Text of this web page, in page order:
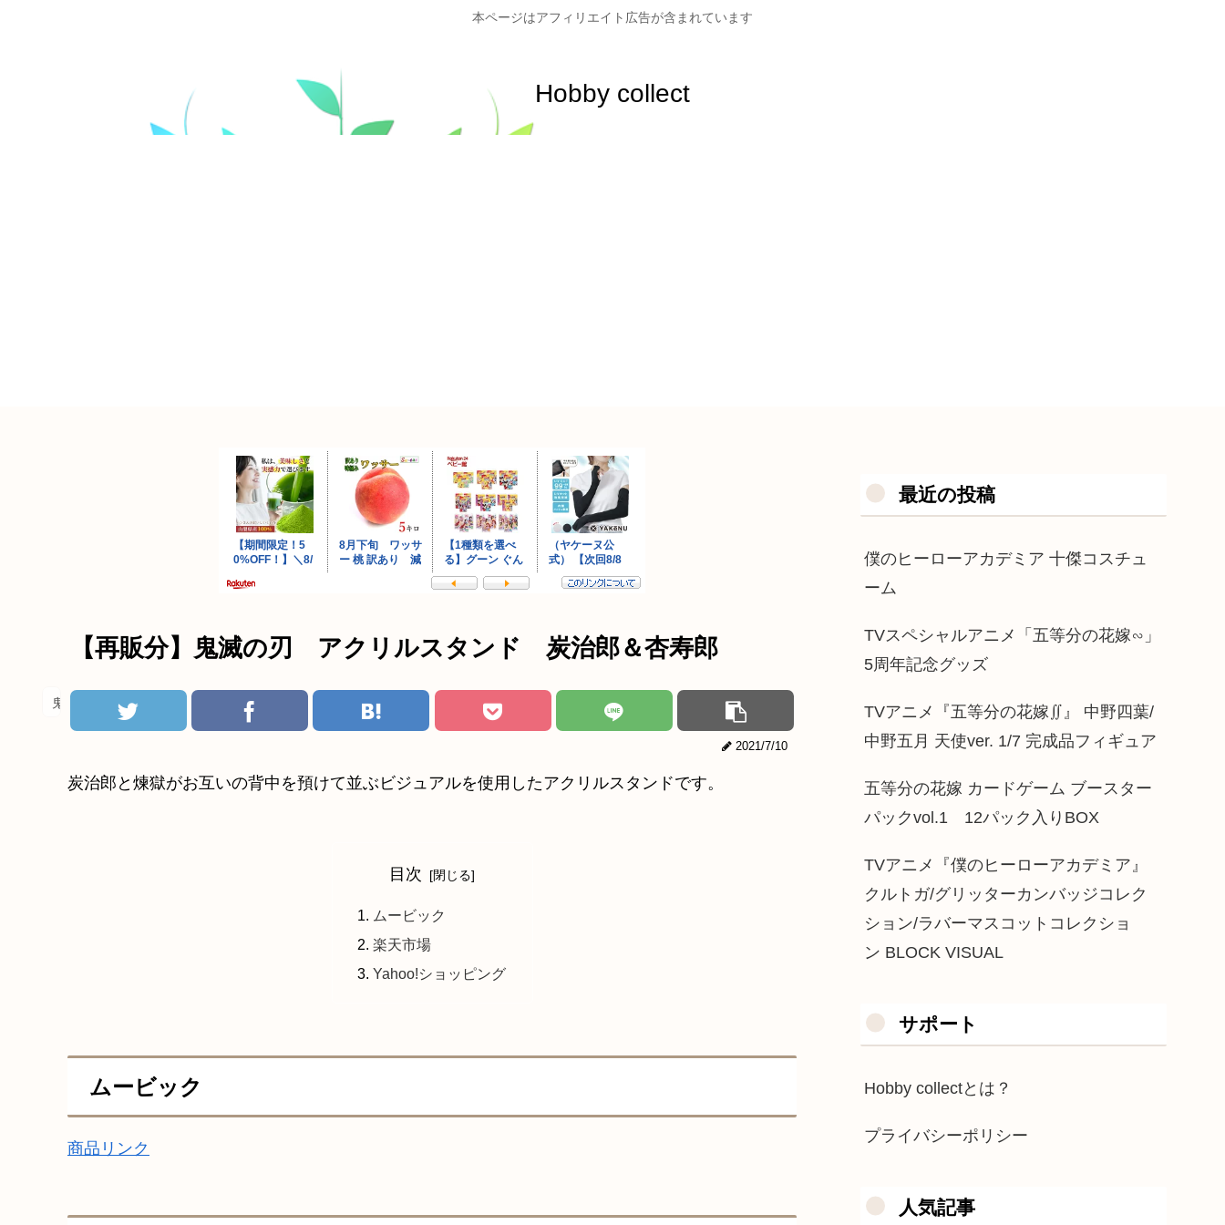
本ページはアフィリエイト広告が含まれています
Hobby collect
【再販分】鬼滅の刃 アクリルスタンド 炭治郎＆杏寿郎
鬼滅の刃
2021/7/10
炭治郎と煉獄がお互いの背中を預けて並ぶビジュアルを使用したアクリルスタンドです。
目次
ムービック
楽天市場
Yahoo!ショッピング
ムービック
商品リンク
最近の投稿
僕のヒーローアカデミア 十傑コスチュ
ーム
TVスペシャルアニメ「五等分の花嫁∽」
5周年記念グッズ
TVアニメ『五等分の花嫁∬』 中野四葉/
中野五月 天使ver. 1/7 完成品フィギュア
五等分の花嫁 カードゲーム ブースター
パックvol.1 12パック入りBOX
TVアニメ『僕のヒーローアカデミア』
クルトガ/グリッターカンバッジコレク
ション/ラバーマスコットコレクショ
ン BLOCK VISUAL
サポート
Hobby collectとは？
プライバシーポリシー
人気記事